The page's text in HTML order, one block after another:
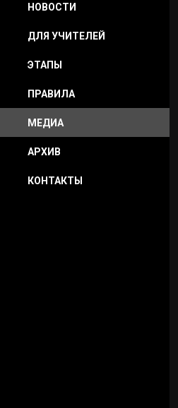
НОВОСТИ
ДЛЯ УЧИТЕЛЕЙ
ЭТАПЫ
ПРАВИЛА
МЕДИА
АРХИВ
КОНТАКТЫ